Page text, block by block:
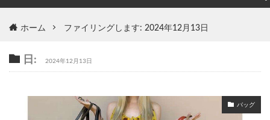
ホーム ファイリングします: 2024年12月13日
日: 2024年12月13日
バッグ